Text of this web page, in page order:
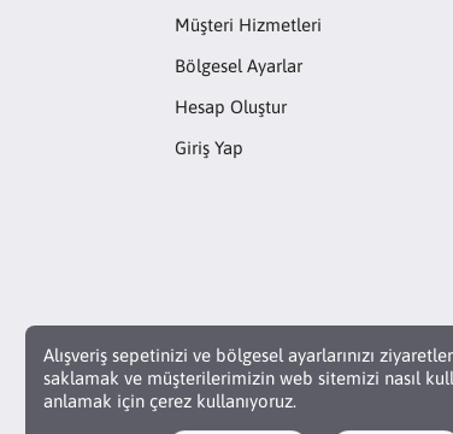
Alışveriş sepetinizi ve bölgesel ayarlarınızı
saklamak ve müşterilerimizin web sitemizi nasıl
anlamak için çerez kullanıyoruz.
Müşteri Hizmetleri
Bölgesel Ayarlar
Hesap Oluştur
Giriş Yap